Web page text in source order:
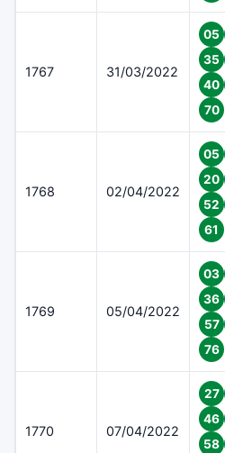
1767 31/03/2022
05
35
40
70
1768 02/04/2022
05
20
52
61
1769 05/04/2022
03
36
57
76
1770 07/04/2022
27
46
58